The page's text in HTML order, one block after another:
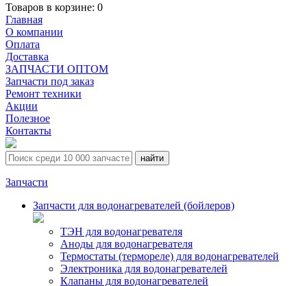
Товаров в корзине: 0
Главная
О компании
Оплата
Доставка
ЗАПЧАСТИ ОПТОМ
Запчасти под заказ
Ремонт техники
Акции
Полезное
Контакты
Запчасти
Запчасти для водонагревателей (бойлеров)
ТЭН для водонагревателя
Аноды для водонагревателя
Термостаты (термореле) для водонагревателей
Электроника для водонагревателей
Клапаны для водонагревателей